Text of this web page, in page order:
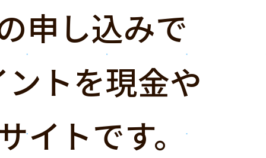
申し込みで
トを現金や
トです。